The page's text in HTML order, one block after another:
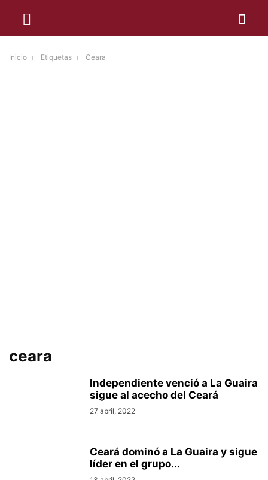
Inicio Etiquetas Ceara
ceara
Independiente venció a La Guaira
sigue al acecho del Ceará
27 abril, 2022
Ceará dominó a La Guaira y sigue
líder en el grupo...